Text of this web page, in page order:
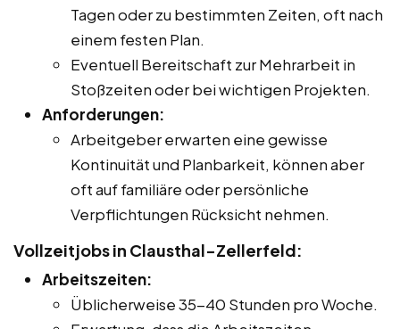
Tagen oder zu bestimmten Zeiten, oft nach
einem festen Plan.
Eventuell Bereitschaft zur Mehrarbeit in
Stoßzeiten oder bei wichtigen Projekten.
Anforderungen:
Arbeitgeber erwarten eine gewisse
Kontinuität und Planbarkeit, können aber
oft auf familiäre oder persönliche
Verpflichtungen Rücksicht nehmen.
Vollzeitjobs in Clausthal-Zellerfeld:
Arbeitszeiten:
Üblicherweise 35-40 Stunden pro Woche.